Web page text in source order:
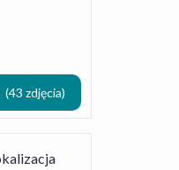
(43 zdjęcia)